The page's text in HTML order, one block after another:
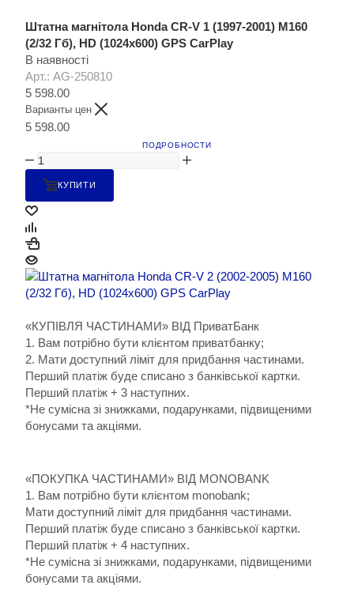
Штатна магнітола Honda CR-V 1 (1997-2001) M160
(2/32 Гб), HD (1024x600) GPS CarPlay
В наявності
Арт.: AG-250810
5 598.00
Варианты цен
5 598.00
ПОДРОБНОСТИ
КУПИТИ
«КУПІВЛЯ ЧАСТИНАМИ» ВІД ПриватБанк
1. Вам потрібно бути клієнтом приватбанку;
2. Мати доступний ліміт для придбання частинами.
Перший платіж буде списано з банківської картки.
Перший платіж + 3 наступних.
*Не сумісна зі знижками, подарунками, підвищеними
бонусами та акціями.
«ПОКУПКА ЧАСТИНАМИ» ВІД MONOBANK
1. Вам потрібно бути клієнтом monobank;
Мати доступний ліміт для придбання частинами.
Перший платіж буде списано з банківської картки.
Перший платіж + 4 наступних.
*Не сумісна зі знижками, подарунками, підвищеними
бонусами та акціями.